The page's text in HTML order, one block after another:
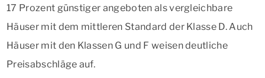
17 Prozent günstiger angeboten als vergleichbare
Häuser mit dem mittleren Standard der Klasse D. Auch
Häuser mit den Klassen G und F weisen deutliche
Preisabschläge auf.